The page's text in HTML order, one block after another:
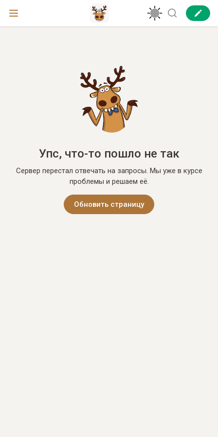
Упс, что-то пошло не так
Сервер перестал отвечать на запросы. Мы уже в курсе
проблемы и решаем её.
Обновить страницу